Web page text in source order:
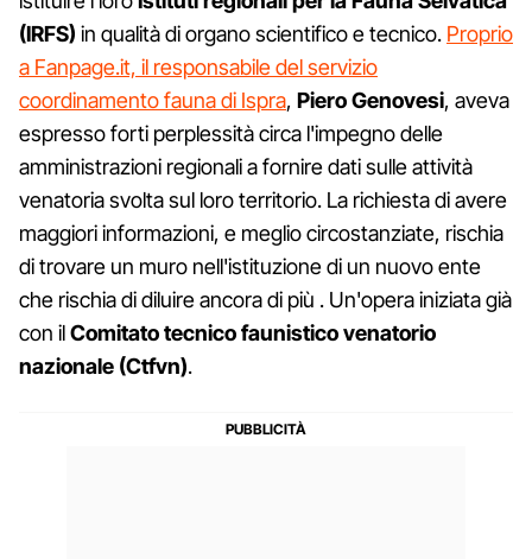
(IRFS) in qualità di organo scientifico e tecnico. Proprio
a Fanpage.it, il responsabile del servizio
coordinamento fauna di Ispra, Piero Genovesi, aveva
espresso forti perplessità circa l'impegno delle
amministrazioni regionali a fornire dati sulle attività
venatoria svolta sul loro territorio. La richiesta di avere
maggiori informazioni, e meglio circostanziate, rischia
di trovare un muro nell'istituzione di un nuovo ente
che rischia di diluire ancora di più . Un'opera iniziata già
con ilComitato tecnico faunistico venatorio
nazionale (Ctfvn).